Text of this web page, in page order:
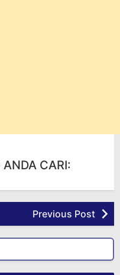
CARI:
Previous Post